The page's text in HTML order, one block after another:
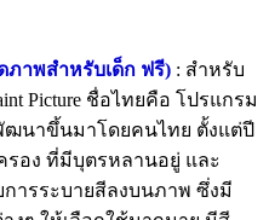
ภาพสำหรับเด็ก ฟรี) : สำหรับ
Picture ชื่อไทยคือ โปรแกรม
นาขึ้นมาโดยคนไทย ตั้งแต่ปี
รอง ที่มีบุตรหลานอยู่ และ
ารระบายสีลงบนภาพ ซึ่งมี